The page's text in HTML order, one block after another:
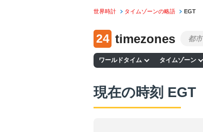
世界時計 タイムゾーンの略語 EGT
24 timezones
ワールドタイム タイムゾーン
現在の時刻 EGT